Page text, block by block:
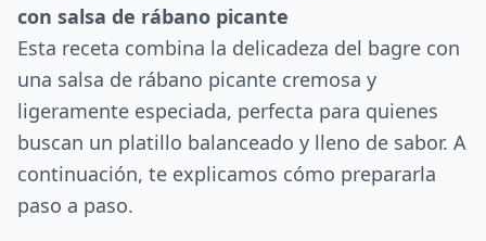
con salsa de rábano picante
Esta receta combina la delicadeza del bagre con
una salsa de rábano picante cremosa y
ligeramente especiada, perfecta para quienes
buscan un platillo balanceado y lleno de sabor. A
continuación, te explicamos cómo prepararla
paso a paso.